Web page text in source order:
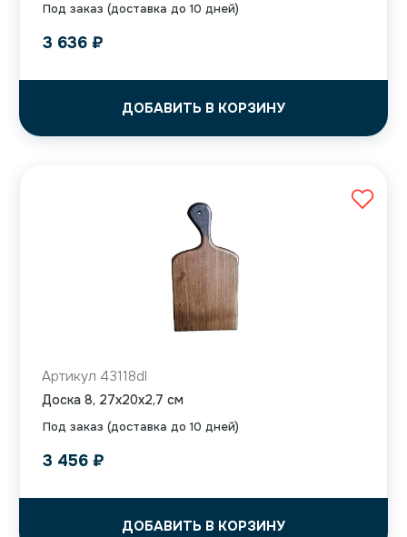
Под заказ (доставка до 10 дней)
3 636 ₽
ДОБАВИТЬ В КОРЗИНУ
Под заказ (доставка до 10 дней)
Артикул 43118dl
Доска 8, 27x20x2,7 см
3 456 ₽
ДОБАВИТЬ В КОРЗИНУ